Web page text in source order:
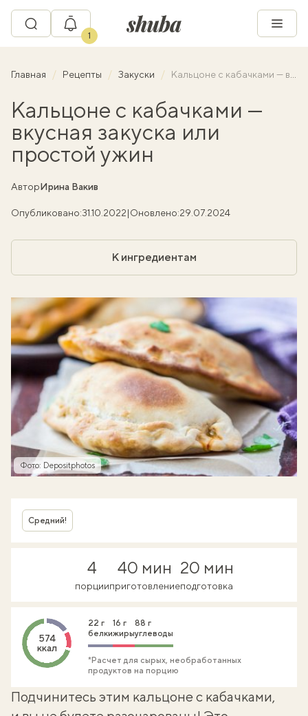
1
Главная Рецепты Закуски Кальцоне с кабачками — вкусная закуска или простой ужин
Кальцоне с кабачками —
вкусная закуска или
простой ужин
АвторИрина Вакив
Опубликовано:31.10.2022|Оновлено:29.07.2024
К ингредиентам
Фото: Depositphotos
Средний!
4
порции
40 мин
приготовление
20 мин
подготовка
574
ккал
22 г
белки
16 г
жиры
88 г
углеводы
*Расчет для сырых, необработанных
продуктов на порцию
Подчинитесь этим кальцоне с кабачками,